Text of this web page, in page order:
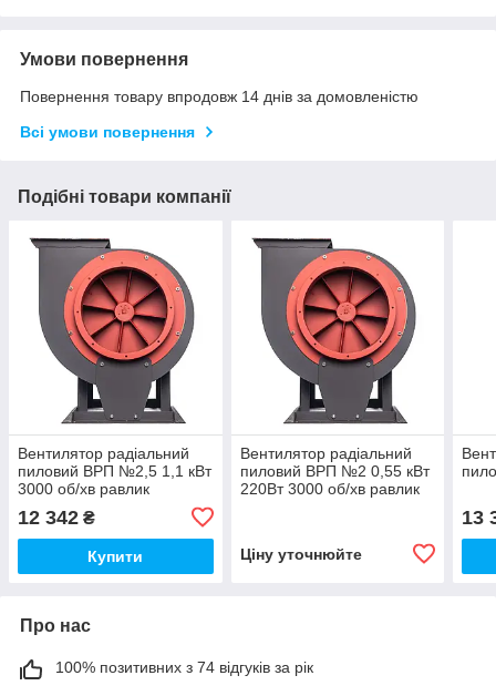
Умови повернення
Повернення товару впродовж 14 днів за домовленістю
Всі умови повернення
Подібні товари компанії
Вентилятор радіальний
пиловий ВРП №2,5 1,1 кВт
3000 об/хв равлик
12 342 ₴
Купити
Вентилятор радіальний
пиловий ВРП №2 0,55 кВт
220Вт 3000 об/хв равлик
Ціну уточнюйте
13
Про нас
100% позитивних з 74 відгуків за рік